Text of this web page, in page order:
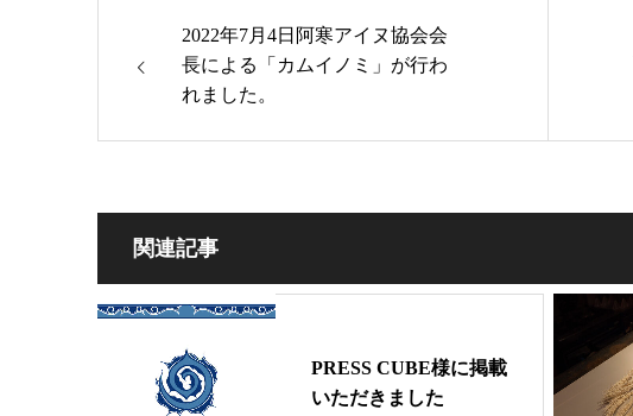
2022年7月4日阿寒アイヌ協会会
長による「カムイノミ」が行わ
れました。
関連記事
PRESS CUBE様に掲載
いただきました